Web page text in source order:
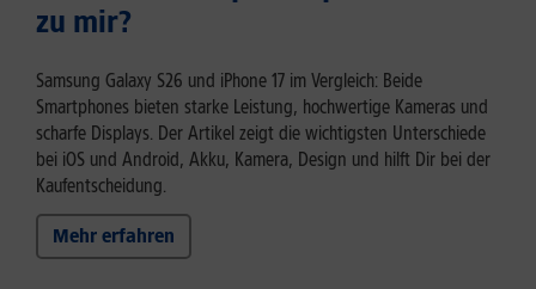
zu mir?
Samsung Galaxy S26 und iPhone 17 im Vergleich: Beide
Smartphones bieten starke Leistung, hochwertige Kameras und
scharfe Displays. Der Artikel zeigt die wichtigsten Unterschiede
bei iOS und Android, Akku, Kamera, Design und hilft Dir bei der
Kaufentscheidung.
Mehr erfahren